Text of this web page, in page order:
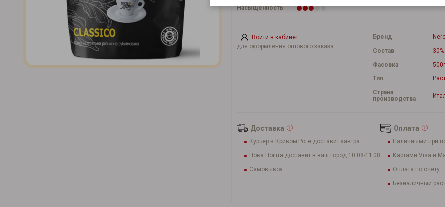
Насыщенность
Войти в кабинет
для оформления оптового заказа
Бренд
Состав
Фасовка
500г
Тип
Страна
производства
Доставка
Курьер в Кривом Роге доставит завтра
Нова Пошта доставит в ваш город 10.08-11.08
Самовывоз
Оплата
Наличными при
Картами Visa и
Оплата по счету
Безналичный